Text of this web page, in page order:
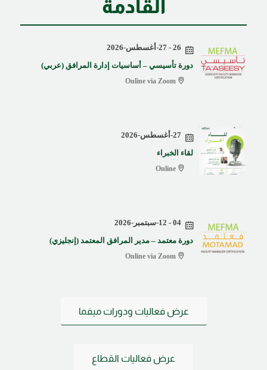
القادمة
26 - 27-أغسطس-2026
دورة تأسيسي – أساسيات إدارة المرافق (عربي)
27-أغسطس-2026
لقاء الخبراء
04 - 12-سبتمبر-2026
دورة معتمد – مدير المرافق المعتمد (إنجليزي)
عرض فعاليات ودورات ميفما
عرض فعاليات القطاع